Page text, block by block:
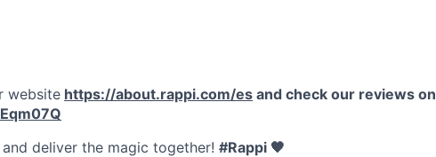
website https://about.rappi.com/es and check our reviews on
deliver the magic together! #Rappi 🧡